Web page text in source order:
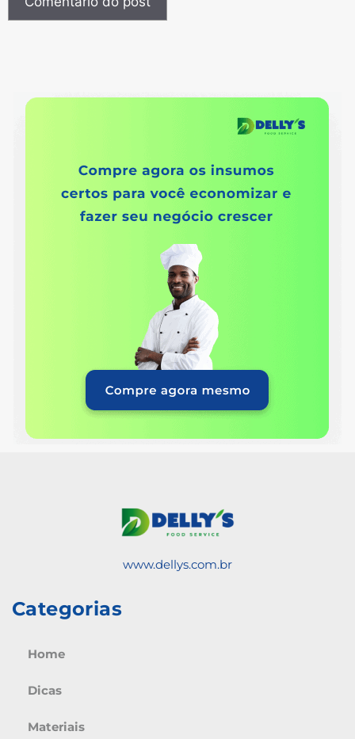
www.dellys.com.br
Categorias
Home
Dicas
Materiais